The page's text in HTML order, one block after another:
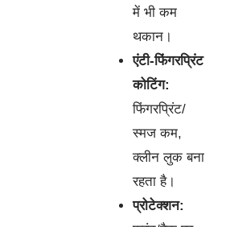
में भी कम
थकान।
एंटी-फिंगरप्रिंट
कोटिंग:
फिंगरप्रिंट/
स्मज कम,
क्लीन लुक बना
रहता है।
प्रोटेक्शन: